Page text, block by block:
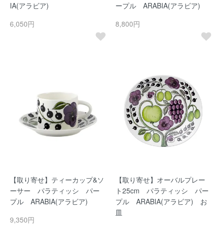
IA(アラビア)
6,050円
ープル ARABIA(アラビア)
8,800円
【取り寄せ】ティーカップ&ソ
ーサー パラティッシ パー
プル ARABIA(アラビア)
9,350円
【取り寄せ】オーバルプレー
ト25cm パラティッシ パー
プル ARABIA(アラビア) お
皿